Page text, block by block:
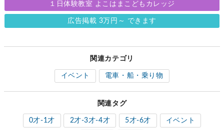
１日体験教室 よこはまこどもカレッジ
広告掲載 3万円～ できます
関連カテゴリ
イベント 電車・船・乗り物
関連タグ
0才-1才 2才-3才-4才 5才-6才 イベント